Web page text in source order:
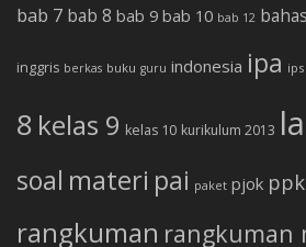
bab 7 bab 8 bab 9 bab 10 bab 12
inggris berkas buku guru indonesia ipa ips
8 kelas 9 kelas 10 kurikulum 2013
soal materi pai paket pjok
rangkuman rangkuman